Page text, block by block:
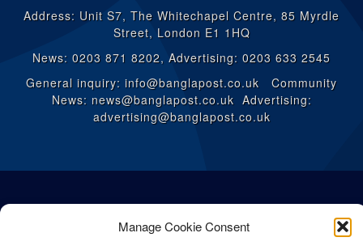
Manage Cookie Consent
Address: Unit S7, The Whitechapel Centre, 85 Myrdle
Street, London E1 1HQ
News: 0203 871 8202, Advertising: 0203 633 2545
General inquiry: info@banglapost.co.uk Community
News: news@banglapost.co.uk Advertising:
advertising@banglapost.co.uk